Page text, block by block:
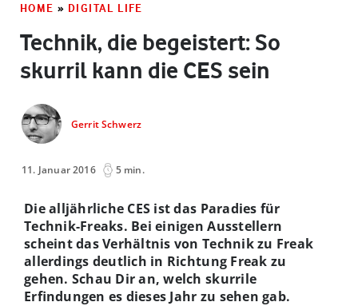
HOME » DIGITAL LIFE
Technik, die begeistert: So
skurril kann die CES sein
Gerrit Schwerz
11. Januar 2016 5 min.
Die alljährliche CES ist das Paradies für
Technik-Freaks. Bei einigen Ausstellern
scheint das Verhältnis von Technik zu Freak
allerdings deutlich in Richtung Freak zu
gehen. Schau Dir an, welch skurrile
Erfindungen es dieses Jahr zu sehen gab.